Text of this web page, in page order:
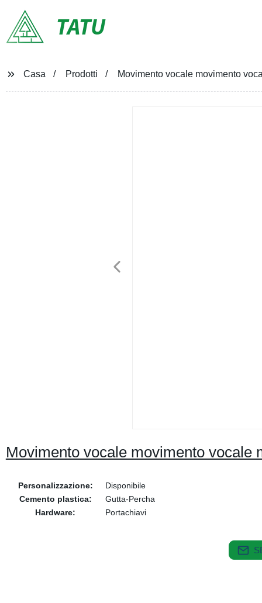
TATU
Casa Prodotti Movimento vocale movimento
Movimento vocale movimento vocale
Personalizzazione:
Disponibile
Cemento plastica:
Gutta-Percha
Hardware:
Portachiavi